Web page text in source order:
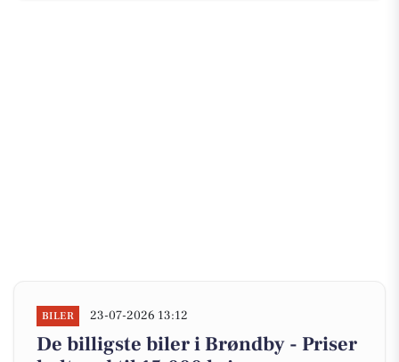
BILER 23-07-2026 13:12
De billigste biler i Brøndby - Priser